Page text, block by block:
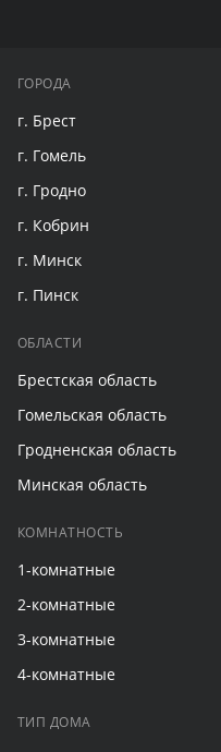
ГОРОДА
г. Брест
г. Гомель
г. Гродно
г. Кобрин
г. Минск
г. Пинск
ОБЛАСТИ
Брестская область
Гомельская область
Гродненская область
Минская область
КОМНАТНОСТЬ
1-комнатные
2-комнатные
3-комнатные
4-комнатные
ТИП ДОМА